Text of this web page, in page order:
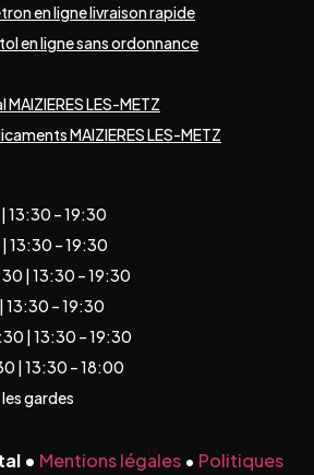
en ligne livraison rapide
en ligne sans ordonnance
LES-METZ
MAIZIERES LES-METZ
13:30 – 19:30
13:30 – 19:30
| 13:30 – 19:30
13:30 – 19:30
| 13:30 – 19:30
| 13:30 – 18:00
gardes
• Mentions légales • Politiques